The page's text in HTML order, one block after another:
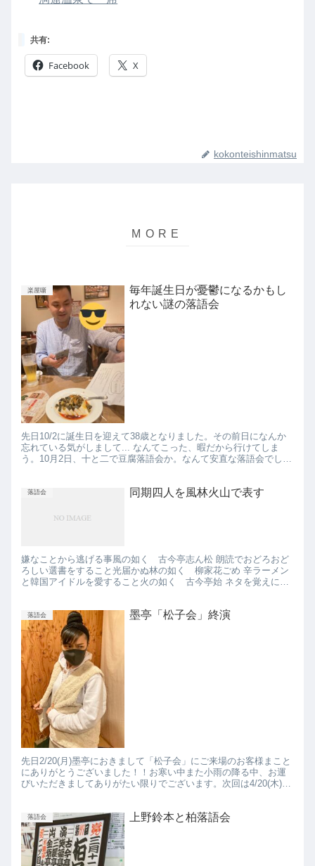
共有:
Facebook X
kokonteishinmatsu
楽屋噺
毎年誕生日が憂鬱になるかもし
れない謎の落語会
先日10/2に誕生日を迎えて38歳となりました。その前日になんか
忘れている気がしまして... なんてこった、暇だから行けてしま
う。10月2日、十と二で豆腐落語会か。なんて安直な落語会でしょ
落語会 同期四人を風林火山で表す
嫌なことから逃げる事風の如く 古今亭志ん松 朗読でおどろおど
ろしい選書をすること光届かぬ林の如く 柳家花ごめ 辛ラーメン
と韓国アイドルを愛すること火の如く 古今亭始 ネタを覚えに行
落語会 墨亭「松子会」終演
先日2/20(月)墨亭におきまして「松子会」にご来場のお客様まこと
にありがとうございました！！お寒い中また小雨の降る中、お運
びいただきましてありがたい限りでございます。次回は4/20(木)で
落語会 上野鈴本と柏落語会